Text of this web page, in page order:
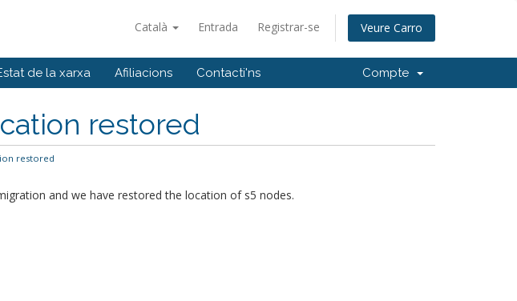
Català Entrada Registrar-se Veure Carro
de la xarxa Afiliacions Contacti'ns Compte
restored
restored
and we have restored the location of s5 nodes.